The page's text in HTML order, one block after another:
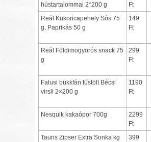
hústartalommal 2*200 g
Ft
Reál Kukoricapehely Sós 75
g, Paprikás 50 g
149
Ft
Reál Földimogyorós snack 75
g
299
Ft
Falusi bükkfán füstölt Bécsi
virsli 2×200 g
1190
Ft
Nesquik kakaópor 700g
2299
Ft
Tauris Zipser Extra Sonka kg
399